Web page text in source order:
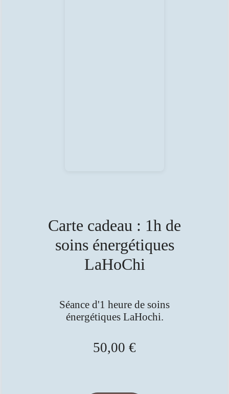
Carte cadeau : 1h de
soins énergétiques
LaHoChi
Séance d'1 heure de soins
énergétiques LaHochi.
50,00 €